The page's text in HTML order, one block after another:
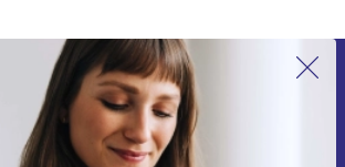
Erstmals zum Newsletter anmelden,
15 € sparen!
Verpasse kein Angebot mehr.